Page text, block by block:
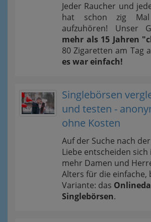
Jeder Raucher und
hat schon zig Mal
aufzuhören! Unser
mehr als 15 Jahren
80 Zigaretten am Tag
es war einfach!
Singlebörsen
und testen -
ohne Kosten
Auf der Suche nach
Liebe entscheiden
mehr Damen und
Alters für die einfache,
Variante: das
Singlebörsen.